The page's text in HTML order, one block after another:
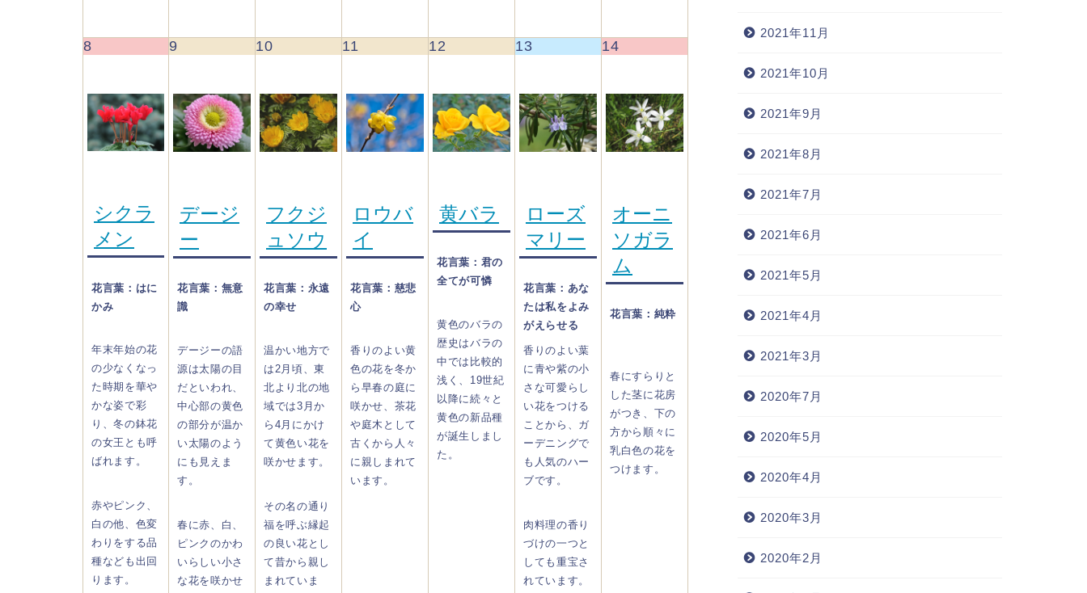
8
シクラ
メン
花言葉：はに
かみ
年末年始の花
の少なくなっ
た時期を華や
かな姿で彩
り、冬の鉢花
の女王とも呼
ばれます。
赤やピンク、
白の他、色変
わりをする品
種なども出回
ります。
9
デージ
ー
花言葉：無意
識
デージーの語
源は太陽の目
だといわれ、
中心部の黄色
の部分が温か
い太陽のよう
にも見えま
す。
春に赤、白、
ピンクのかわ
いらしい小さ
な花を咲かせ
10
フクジ
ュソウ
花言葉：永遠
の幸せ
温かい地方で
は2月頃、東
北より北の地
域では3月か
ら4月にかけ
て黄色い花を
咲かせます。
その名の通り
福を呼ぶ縁起
の良い花とし
て昔から親し
まれていま
11
ロウバ
イ
花言葉：慈悲
心
香りのよい黄
色の花を冬か
ら早春の庭に
咲かせ、茶花
や庭木として
古くから人々
に親しまれて
います。
12
黄バラ
花言葉：君の
全てが可憐
黄色のバラの
歴史はバラの
中では比較的
浅く、19世紀
以降に続々と
黄色の新品種
が誕生しまし
た。
13
ローズ
マリー
花言葉：あな
たは私をよみ
がえらせる
香りのよい葉
に青や紫の小
さな可愛らし
い花をつける
ことから、ガ
ーデニングで
も人気のハー
ブです。
肉料理の香り
づけの一つと
しても重宝さ
れています。
14
オーニ
ソガラ
ム
花言葉：純粋
春にすらりと
した茎に花房
がつき、下の
方から順々に
乳白色の花を
つけます。
2021年11月
2021年10月
2021年9月
2021年8月
2021年7月
2021年6月
2021年5月
2021年4月
2021年3月
2020年7月
2020年5月
2020年4月
2020年3月
2020年2月